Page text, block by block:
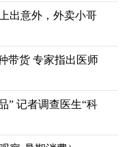
出意外，外卖小哥
带货 专家指出医师
” 记者调查医生“科